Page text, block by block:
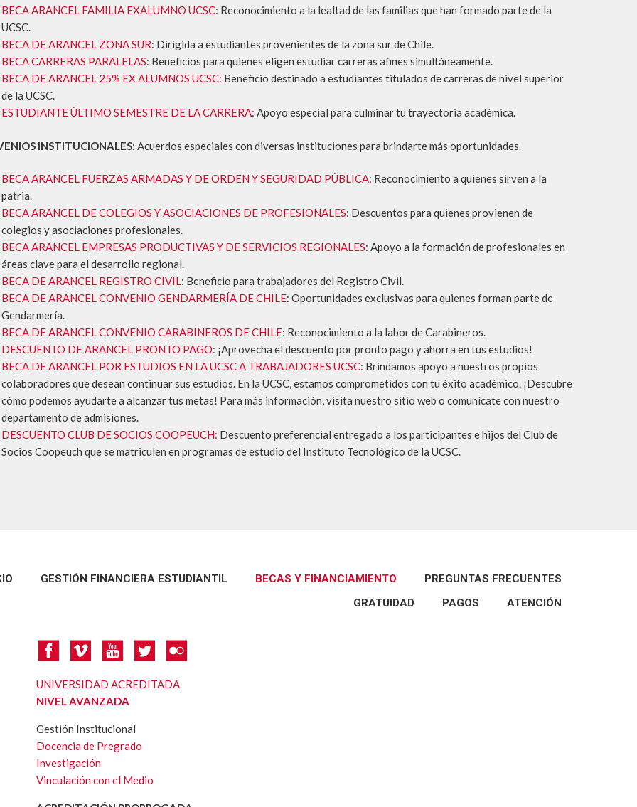
BECA ARANCEL FAMILIA EXALUMNO UCSC: Reconocimiento a la lealtad de las familias que han formado parte de la
UCSC.
BECA DE ARANCEL ZONA SUR: Dirigida a estudiantes provenientes de la zona sur de Chile.
BECA CARRERAS PARALELAS: Beneficios para quienes eligen estudiar carreras afines simultáneamente.
BECA DE ARANCEL 25% EX ALUMNOS UCSC: Beneficio destinado a estudiantes titulados de carreras de nivel superior
de la UCSC.
ESTUDIANTE ÚLTIMO SEMESTRE DE LA CARRERA: Apoyo especial para culminar tu trayectoria académica.
INSTITUCIONALES: Acuerdos especiales con diversas instituciones para brindarte más oportunidades.
BECA ARANCEL FUERZAS ARMADAS Y DE ORDEN Y SEGURIDAD PÚBLICA: Reconocimiento a quienes sirven a la
patria.
BECA ARANCEL DE COLEGIOS Y ASOCIACIONES DE PROFESIONALES: Descuentos para quienes provienen de
colegios y asociaciones profesionales.
BECA ARANCEL EMPRESAS PRODUCTIVAS Y DE SERVICIOS REGIONALES: Apoyo a la formación de profesionales en
áreas clave para el desarrollo regional.
BECA DE ARANCEL REGISTRO CIVIL: Beneficio para trabajadores del Registro Civil.
BECA DE ARANCEL CONVENIO GENDARMERÍA DE CHILE: Oportunidades exclusivas para quienes forman parte de
Gendarmería.
BECA DE ARANCEL CONVENIO CARABINEROS DE CHILE: Reconocimiento a la labor de Carabineros.
DESCUENTO DE ARANCEL PRONTO PAGO: ¡Aprovecha el descuento por pronto pago y ahorra en tus estudios!
BECA DE ARANCEL POR ESTUDIOS EN LA UCSC A TRABAJADORES UCSC: Brindamos apoyo a nuestros propios
colaboradores que desean continuar sus estudios. En la UCSC, estamos comprometidos con tu éxito académico. ¡Descubre
cómo podemos ayudarte a alcanzar tus metas! Para más información, visita nuestro sitio web o comunícate con nuestro
departamento de admisiones.
DESCUENTO CLUB DE SOCIOS COOPEUCH: Descuento preferencial entregado a los participantes e hijos del Club de
Socios Coopeuch que se matriculen en programas de estudio del Instituto Tecnológico de la UCSC.
GESTIÓN FINANCIERA ESTUDIANTIL BECAS Y FINANCIAMIENTO
PREGUNTAS FRECUENTES
GRATUIDAD
PAGOS ATENCIÓN
UNIVERSIDAD ACREDITADA
NIVEL AVANZADA
Gestión Institucional
Docencia de Pregrado
Investigación
Vinculación con el Medio